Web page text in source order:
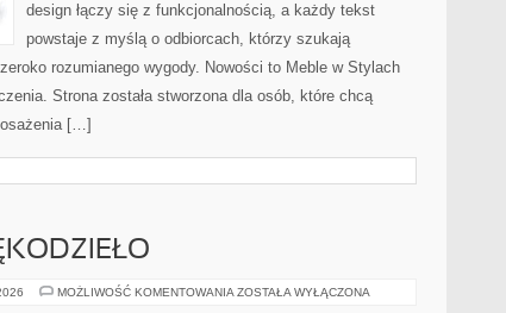
design łączy się z funkcjonalnością, a każdy tekst
powstaje z myślą o odbiorcach, którzy szukają
rozumianego wygody. Nowości to Meble w Stylach
Strona została stworzona dla osób, które chcą
[…]
MOŻLIWOŚĆ KOMENTOWANIA KAWOWE
ZOSTAŁA WYŁĄCZONA